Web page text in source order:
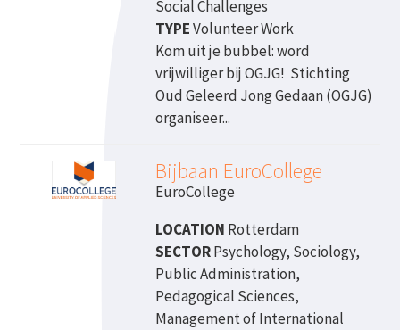
Social Challenges
TYPEVolunteer Work
Kom uit je bubbel: word
vrijwilliger bij OGJG! Stichting
Oud Geleerd Jong Gedaan (OGJG)
organiseer...
Bijbaan EuroCollege
EuroCollege
LOCATION Rotterdam
SECTORPsychology, Sociology,
Public Administration,
Pedagogical Sciences,
Management of International